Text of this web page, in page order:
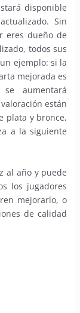
disponible
Sin
eres dueño de
todos sus
ejemplo: si la
mejorada es
aumentará
están
plata y bronce,
a la siguiente
al año y puede
los jugadores
mejorarlo, o
de calidad